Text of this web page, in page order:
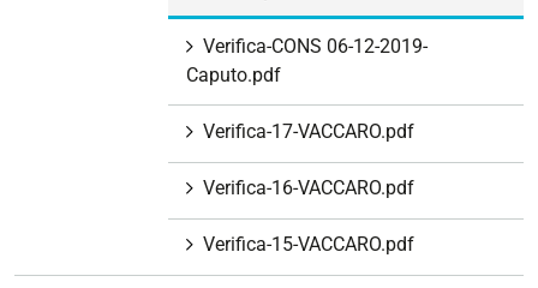
Verifica-CONS 06-12-2019-
Caputo.pdf
Verifica-17-VACCARO.pdf
Verifica-16-VACCARO.pdf
Verifica-15-VACCARO.pdf